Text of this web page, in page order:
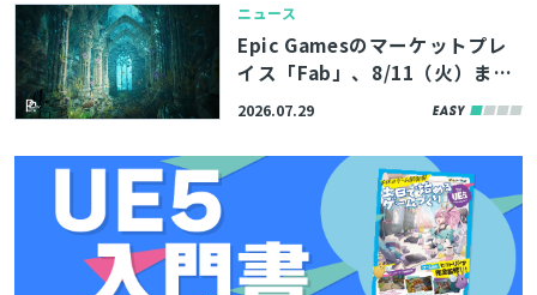
ント
ニュース
Epic Gamesのマーケットプレ
イス「Fab」、8/11（火）まで
の期間限定で無料コンテンツを
イメージした環境アセットなど
2026.07.29